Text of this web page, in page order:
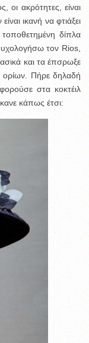
οι ακρότητες, είναι
ικανή να φτιάξει
δίπλα
τον Rios,
και τα έπσρωξε
ορίων. Πήρε δηλαδή
στα κοκτέιλ
κάπως έτσι: